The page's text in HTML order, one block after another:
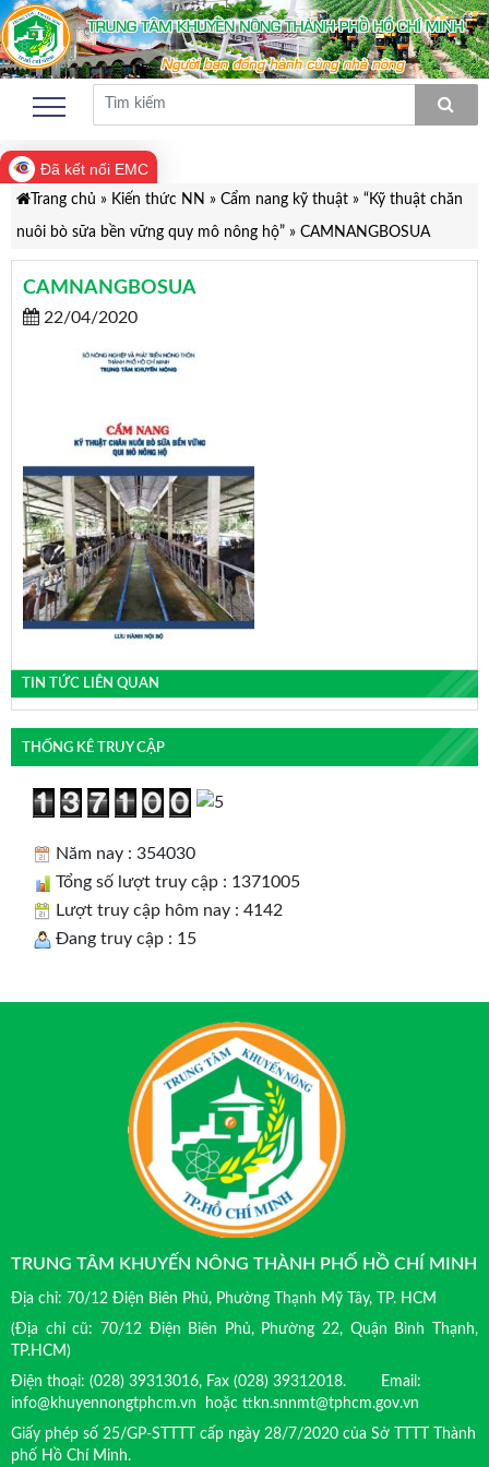
Đã kết nối EMC
Trang chủ » Kiến thức NN » Cẩm nang kỹ thuật» “Kỹ thuật chăn
nuôi bò sữa bền vững quy mô nông hộ”» CAMNANGBOSUA
CAMNANGBOSUA
22/04/2020
TIN TỨC LIÊN QUAN
THỐNG KÊ TRUY CẬP
Năm nay : 354030
Tổng số lượt truy cập : 1371005
Lượt truy cập hôm nay : 4142
Đang truy cập : 15
TRUNG TÂM KHUYẾN NÔNG THÀNH PHỐ HỒ CHÍ MINH
Địa chỉ: 70/12 Điện Biên Phủ, Phường Thạnh Mỹ Tây, TP. HCM
(Địa chỉ cũ: 70/12 Điện Biên Phủ, Phường 22, Quận Bình Thạnh,
TP.HCM)
Điện thoại: (028) 39313016, Fax (028) 39312018. Email:
info@khuyennongtphcm.vn hoặc ttkn.snnmt@tphcm.gov.vn
Giấy phép số 25/GP-STTTT cấp ngày 28/7/2020 của Sở TTTT Thành
phố Hồ Chí Minh.